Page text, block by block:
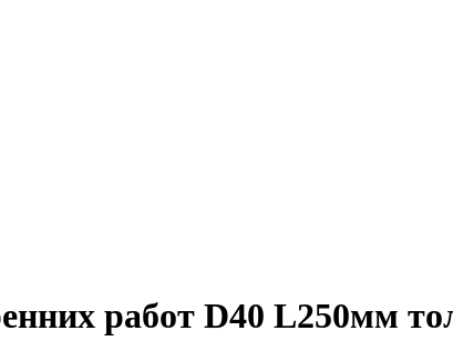
работ D40 L250мм